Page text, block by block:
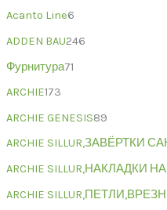
Acanto Line6
ADDEN BAU246
Фурнитура71
ARCHIE173
ARCHIE GENESIS89
ARCHIE SILLUR,ЗАВЁРТКИ
ARCHIE
ARCHIE